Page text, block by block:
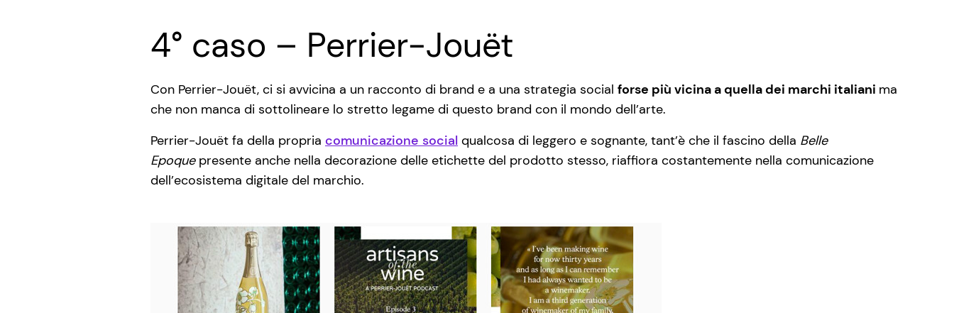
4° caso – Perrier-Jouët
Con Perrier-Jouët, ci si avvicina a un racconto di brand e a una strategia social forse più vicina a quella dei marchi italiani ma
che non manca di sottolineare lo stretto legame di questo brand con il mondo dell’arte.
Perrier-Jouët fa della propria comunicazione social qualcosa di leggero e sognante, tant’è che il fascino della Belle
Epoquepresente anche nella decorazione delle etichette del prodotto stesso, riaffiora costantemente nella comunicazione
dell’ecosistema digitale del marchio.